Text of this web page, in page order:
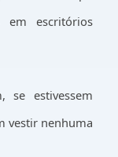
escritórios
se estivessem
vestir nenhuma